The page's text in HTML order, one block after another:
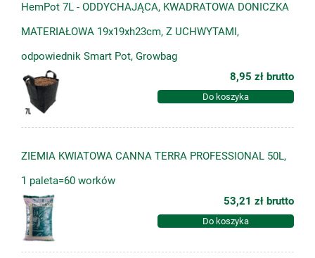
HemPot 7L - ODDYCHAJĄCA, KWADRATOWA DONICZKA
MATERIAŁOWA 19x19xh23cm, Z UCHWYTAMI,
odpowiednik Smart Pot, Growbag
8,95 zł brutto
Do koszyka
ZIEMIA KWIATOWA CANNA TERRA PROFESSIONAL 50L,
1 paleta=60 worków
53,21 zł brutto
Do koszyka